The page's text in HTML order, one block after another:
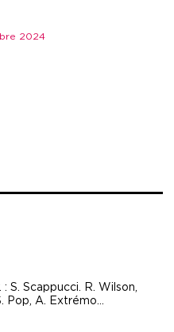
2024
S. Scappucci. R. Wilson,
Pop, A. Extrémo...